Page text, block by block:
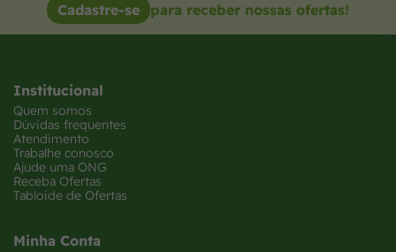
Cadastre-se para receber nossas ofertas!
Institucional
Quem somos
Dúvidas frequentes
Atendimento
Trabalhe conosco
Ajude uma ONG
Receba Ofertas
Tabloide de Ofertas
Minha Conta